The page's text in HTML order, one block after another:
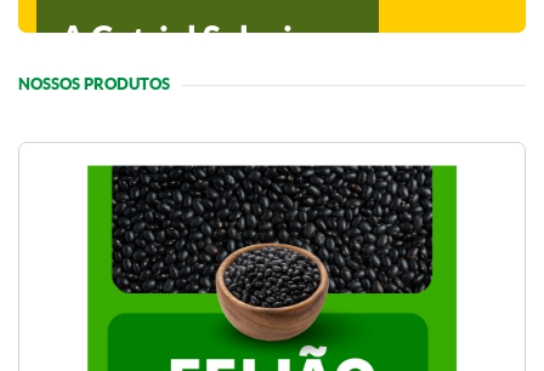
A Cotriel Seleciona
CLIQUE E SAIBA MAIS
NOSSOS PRODUTOS